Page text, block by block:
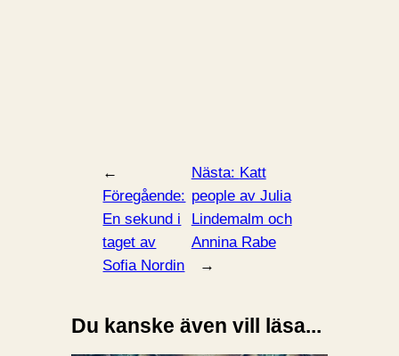
←
Föregående:
En sekund i
taget av
Sofia Nordin
Nästa: Katt
people av Julia
Lindemalm och
Annina Rabe
→
Du kanske även vill läsa...